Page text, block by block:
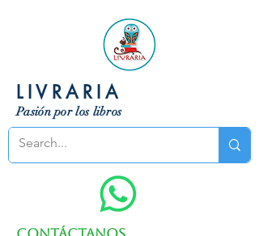
LIVRARIA
Pasión por los libros